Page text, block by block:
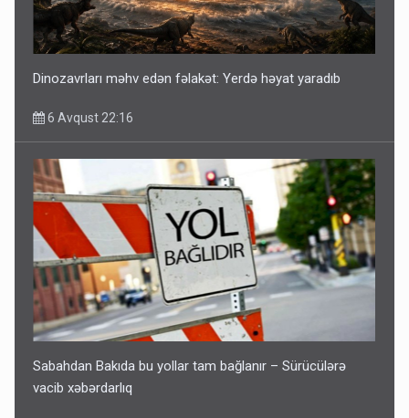
Dinozavrları məhv edən fəlakət: Yerdə həyat yaradıb
6 Avqust 22:16
Sabahdan Bakıda bu yollar tam bağlanır – Sürücülərə
vacib xəbərdarlıq